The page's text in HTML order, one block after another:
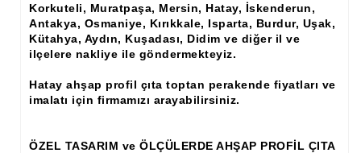
Ham Ahşap Dekoratif Ürün İmalatı, Modelleri
El Oyması Ham Ahşap Yatak Başlıkları
Ahşap Aksesuarlar
Ahşap İşlemeli Düz Klapa
Ahşap Merdiven Dikmeleri
Korkuteli, Muratpaşa, Mersin, Hatay, İskenderun,
Antakya, Osmaniye, Kırıkkale, Isparta, Burdur, Uşak,
Kütahya, Aydın, Kuşadası, Didim ve diğer il ve
ilçelere nakliye ile göndermekteyiz.
Hatay ahşap profil çıta toptan perakende fiyatları ve
imalatı için firmamızı arayabilirsiniz.
ÖZEL TASARIM ve ÖLÇÜLERDE AHŞAP PROFİL ÇITA